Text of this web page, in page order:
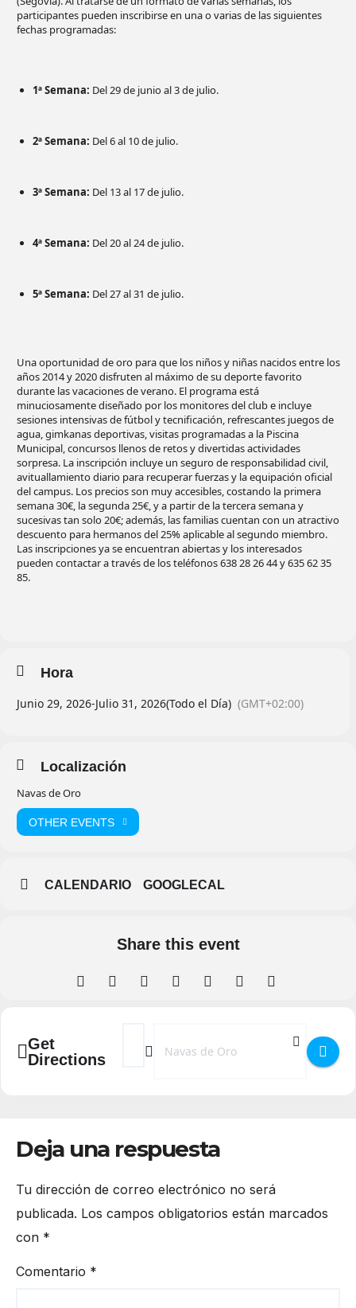
participantes pueden inscribirse en una o varias de las siguientes
fechas programadas:
1ª Semana: Del 29 de junio al 3 de julio.
2ª Semana: Del 6 al 10 de julio.
3ª Semana: Del 13 al 17 de julio.
4ª Semana: Del 20 al 24 de julio.
5ª Semana: Del 27 al 31 de julio.
Una oportunidad de oro para que los niños y niñas nacidos entre los
años 2014 y 2020 disfruten al máximo de su deporte favorito
durante las vacaciones de verano. El programa está
minuciosamente diseñado por los monitores del club e incluye
sesiones intensivas de fútbol y tecnificación, refrescantes juegos de
agua, gimkanas deportivas, visitas programadas a la Piscina
Municipal, concursos llenos de retos y divertidas actividades
sorpresa. La inscripción incluye un seguro de responsabilidad civil,
avituallamiento diario para recuperar fuerzas y la equipación oficial
del campus. Los precios son muy accesibles, costando la primera
semana 30€, la segunda 25€, y a partir de la tercera semana y
sucesivas tan solo 20€; además, las familias cuentan con un atractivo
descuento para hermanos del 25% aplicable al segundo miembro.
Las inscripciones ya se encuentran abiertas y los interesados
pueden contactar a través de los teléfonos 638 28 26 44 y 635 62 35
85.
Hora
Junio 29, 2026-Julio 31, 2026(Todo el Día) (GMT+02:00)
Localización
Navas de Oro
OTHER EVENTS
CALENDARIO GOOGLECAL
Share this event
Get
Directions
Address - I Campus de Fútbol C.D. Navas
Destination Address - I Campus de
Deja una respuesta
Tu dirección de correo electrónico no será
publicada. Los campos obligatorios están marcados
con *
Comentario *